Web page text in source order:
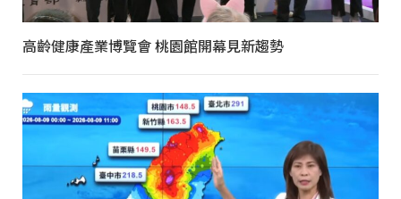
高齡健康產業博覽會 桃園館開幕見新趨勢